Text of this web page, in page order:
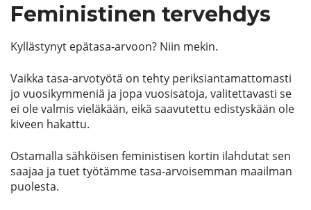
Mitä teemme
Ajankohtaista
Tietoa meistä
På Svenska
Valikon rivi
Feministinen tervehdys
Kyllästynyt epätasa-arvoon? Niin mekin.
Vaikka tasa-arvotyötä on tehty periksiantamattomasti
jo vuosikymmeniä ja jopa vuosisatoja, valitettavasti se
ei ole valmis vieläkään, eikä saavutettu edistyskään ole
kiveen hakattu.
Ostamalla sähköisen feministisen kortin ilahdutat sen
saajaa ja tuet työtämme tasa-arvoisemman maailman
puolesta.